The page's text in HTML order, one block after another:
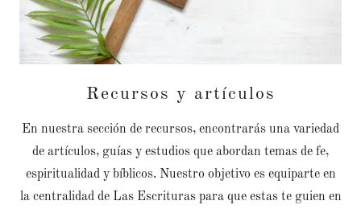
Recursos y artículos
En nuestra sección de recursos, encontrarás una variedad
de artículos, guías y estudios que abordan temas de fe,
espiritualidad y bíblicos. Nuestro objetivo es equiparte en
la centralidad de Las Escrituras para que estas te guien en